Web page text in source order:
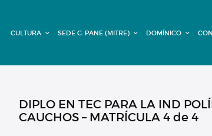
CULTURA SEDE G. PANE (MITRE) DOMÍNICO
DIPLO EN TEC PARA LA IND
CAUCHOS – MATRÍCULA 4 de 4